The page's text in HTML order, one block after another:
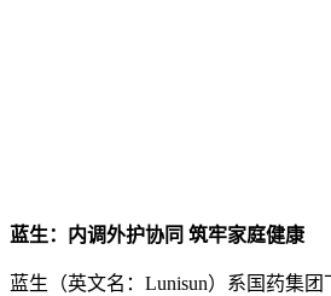
蓝生：内调外护协同 筑牢家庭健康
蓝生（英文名：Lunisun）系国药集